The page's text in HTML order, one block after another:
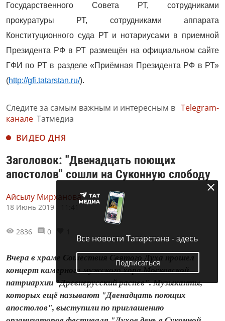
Государственного Совета РТ, сотрудниками
прокуратуры РТ, сотрудниками аппарата
Конституционного суда РТ и нотариусами в приемной
Президента РФ в РТ размещён на официальном сайте
ГФИ по РТ в разделе «Приёмная Президента РФ в РТ»
(http://gfi.tatarstan.ru/).
Следите за самым важным и интересным в Telegram-
канале Татмедиа
ВИДЕО ДНЯ
Заголовок: "Двенадцать поющих
апостолов" сошли на Суконную слободу
Айсылу Мирханова,
18 Июнь 2019 - 11:41
2836 0
Вчера в храме Сошествия Святого Духа прошел
концерт камерного мужского хора Московской
патриархии "Древнерусский распев". Музыканты,
которых ещё называют "Двенадцать поющих
апостолов", выступили по приглашению
Все новости Татарстана - здесь
Подписаться